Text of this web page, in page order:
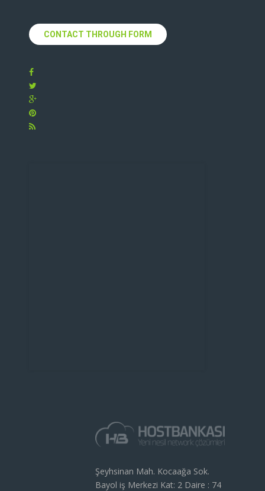
CONTACT THROUGH FORM
Şeyhsinan Mah. Kocaağa Sok.
Bayol iş Merkezi Kat: 2 Daire : 74